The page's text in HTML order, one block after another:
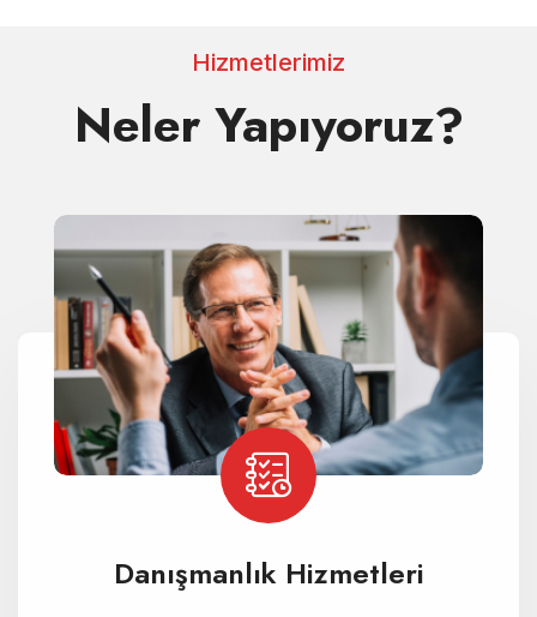
Hizmetlerimiz
Neler Yapıyoruz?
Danışmanlık Hizmetleri